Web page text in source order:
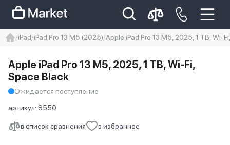
Iphone 14 pro max
айфон 14
iPad iPad Pro 13 M5 (2025) Apple iPad Pro 13 M5, 2025, 1 TB, Wi-
в список сравнения в избранное
Apple iPad Pro 13 M5, 2025, 1 TB, Wi-Fi,
Space Black
Ожидается поступление
артикул: 8550